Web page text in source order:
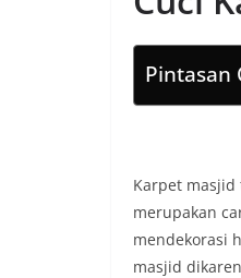
Pintasan
Karpet
merupakan
mendekorasi
masjid